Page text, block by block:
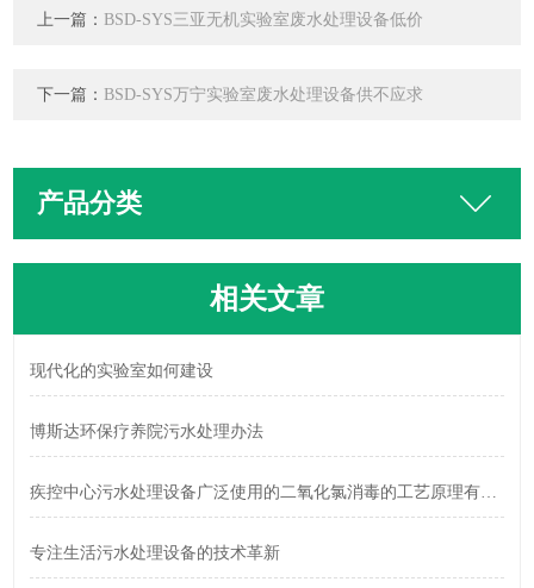
上一篇： BSD-SYS三亚无机实验室废水处理设备低价
下一篇： BSD-SYS万宁实验室废水处理设备供不应求
产品分类
相关文章
现代化的实验室如何建设
博斯达环保疗养院污水处理办法
疾控中心污水处理设备广泛使用的二氧化氯消毒的工艺原理有哪些特点
专注生活污水处理设备的技术革新